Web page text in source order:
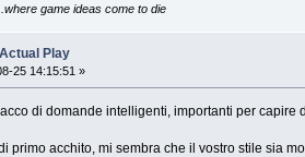
...where game ideas come to die
Play
25 14:15:51 »
di domande intelligenti, importanti per capire
primo acchito, mi sembra che il vostro stile sia